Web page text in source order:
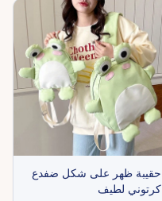
حقيبة ظهر على شكل ضفدع
كرتوني لطيف